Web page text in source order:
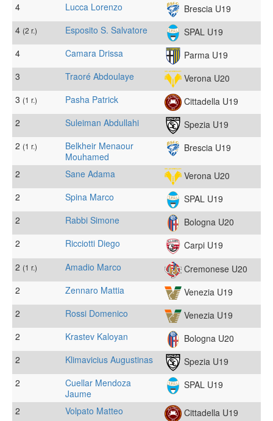
4
Lucca Lorenzo
Brescia U19
4 (2 r.) Esposito S. Salvatore
SPAL U19
4
Camara Drissa
Parma U19
3
Traoré Abdoulaye
Verona U20
3 (1 r.) Pasha Patrick
Cittadella U19
2
Suleiman Abdullahi
Spezia U19
2 (1 r.)
Belkheir Menaour
Mouhamed
Brescia U19
2 Sane Adama
Verona U20
2
Spina Marco
SPAL U19
2
Rabbi Simone
Bologna U20
2
Ricciotti Diego
Carpi U19
2 (1 r.) Amadio Marco
Cremonese U20
2
Zennaro Mattia
Venezia U19
2
Rossi Domenico
Venezia U19
2
Krastev Kaloyan
Bologna U20
2
Klimavicius Augustinas
Spezia U19
2
Cuellar Mendoza
Jaume
SPAL U19
2 Volpato Matteo
Cittadella U19